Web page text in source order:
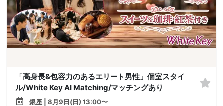
「高身長&包容力のあるエリート男性」個室スタイ
ル/White Key AI Matching/マッチングあり
銀座 | 8月9日(日) 13:00〜